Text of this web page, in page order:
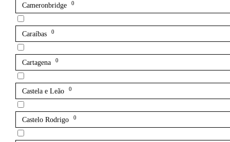
Cameronbridge 0
Caraíbas 0
Cartagena 0
Castela e Leão 0
Castelo Rodrigo 0